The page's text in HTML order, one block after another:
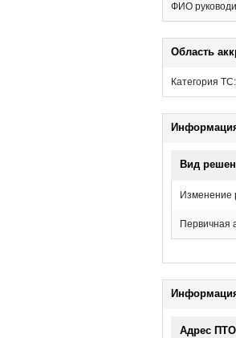
ФИО
Область
Категория ТС:
Вид
Изменение
Первичная
Адрес ПТО